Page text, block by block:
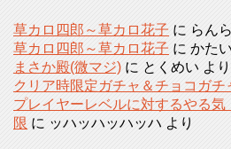
草カロ四郎～草カロ花子 に らん
草カロ四郎～草カロ花子 に かた
まさか殿(微マジ) に とくめい より
クリア時限定ガチャ＆チョコガチ
プレイヤーレベルに対するやる
限 に ッハッハッハッハ より